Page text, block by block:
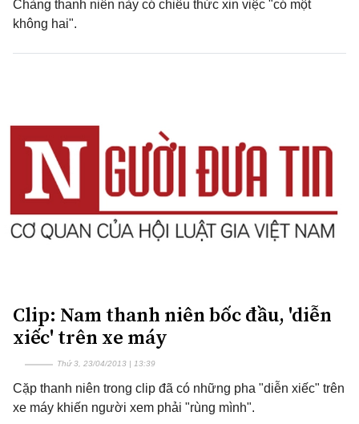
Chàng thanh niên này có chiêu thức xin việc "có một
không hai".
Clip: Nam thanh niên bốc đầu, 'diễn
xiếc' trên xe máy
Thứ 3, 23/04/2013 | 13:39
Cặp thanh niên trong clip đã có những pha "diễn xiếc" trên
xe máy khiến người xem phải "rùng mình".